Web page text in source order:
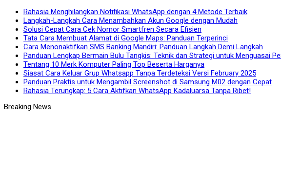
Rahasia Menghilangkan Notifikasi WhatsApp dengan 4 Metode Terbaik
Langkah-Langkah Cara Menambahkan Akun Google dengan Mudah
Solusi Cepat Cara Cek Nomor Smartfren Secara Efisien
Tata Cara Membuat Alamat di Google Maps: Panduan Terperinci
Cara Menonaktifkan SMS Banking Mandiri: Panduan Langkah Demi Langkah
Panduan Lengkap Bermain Bulu Tangkis: Teknik dan Strategi untuk Menguasai
Tentang 10 Merk Komputer Paling Top Beserta Harganya
Siasat Cara Keluar Grup Whatsapp Tanpa Terdeteksi Versi February 2025
Panduan Praktis untuk Mengambil Screenshot di Samsung M02 dengan Cepat
Rahasia Terungkap: 5 Cara Aktifkan WhatsApp Kadaluarsa Tanpa Ribet!